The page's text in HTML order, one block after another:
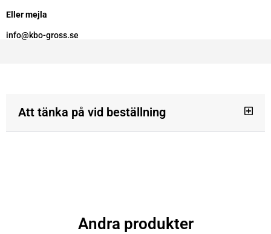
Eller mejla
info@kbo-gross.se
Att tänka på vid beställning
Andra produkter